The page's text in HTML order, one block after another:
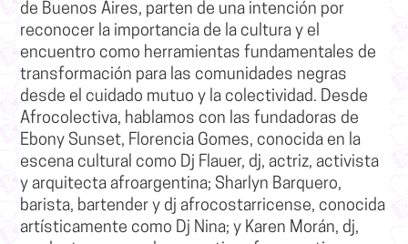
de Buenos Aires, parten de una intención por
reconocer la importancia de la cultura y el
encuentro como herramientas fundamentales de
transformación para las comunidades negras
desde el cuidado mutuo y la colectividad. Desde
Afrocolectiva, hablamos con las fundadoras de
Ebony Sunset, Florencia Gomes, conocida en la
escena cultural como Dj Flauer, dj, actriz, activista
y arquitecta afroargentina; Sharlyn Barquero,
barista, bartender y dj afrocostarricense, conocida
artísticamente como Dj Nina; y Karen Morán, dj,